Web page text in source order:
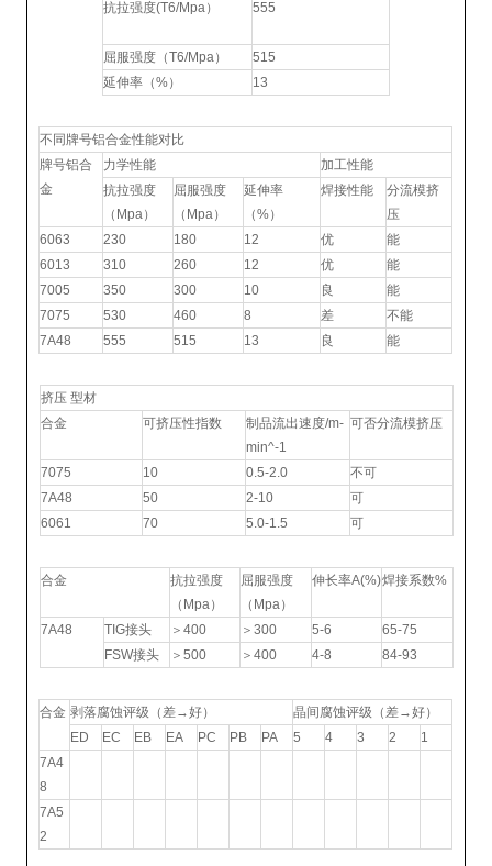
抗拉强度(T6/Mpa）
555
屈服强度（T6/Mpa）
515
延伸率（%）
13
不同牌号铝合金性能对比
牌号铝合
金
力学性能
加工性能
抗拉强度
（Mpa）
屈服强度
（Mpa）
延伸率
（%）
焊接性能
分流模挤
压
6063
230 180 12 优
能
6013
310 260 12 优
能
7005
350 300 10 良
能
7075
530 460 8 差
不能
7A48
555 515 13 良
能
挤压 型材
合金
可挤压性指数
制品流出速度/m-
min^-1
可否分流模挤压
7075 10 0.5-2.0
不可
7A48
50 2-10
可
6061
70 5.0-1.5
可
合金
抗拉强度
（Mpa）
屈服强度
（Mpa）
伸长率A(%)焊接系数%
7A48 TIG接头 ＞400 ＞300 5-6
65-75
FSW接头
＞500 ＞400 4-8
84-93
合金 剥落腐蚀评级（差→好）
晶间腐蚀评级（差→好）
ED
EC EB EA PC PB PA 5 4 3 2
1
7A4
8
7A5
2